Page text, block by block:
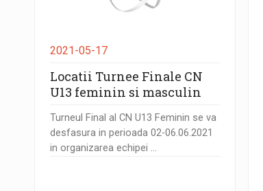
2021-05-17
Locatii Turnee Finale CN
U13 feminin si masculin
Turneul Final al CN U13 Feminin se va
desfasura in perioada 02-06.06.2021
in organizarea echipei ...